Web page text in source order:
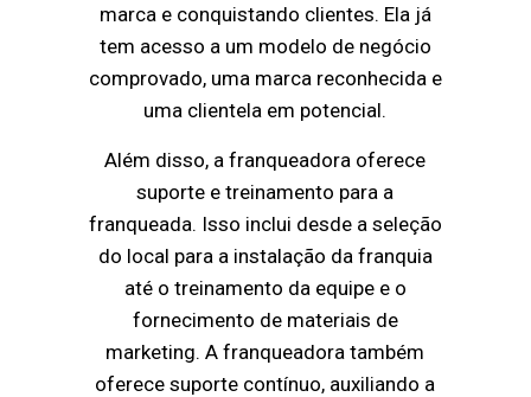
marca e conquistando clientes. Ela já
tem acesso a um modelo de negócio
comprovado, uma marca reconhecida e
uma clientela em potencial.
Além disso, a franqueadora oferece
suporte e treinamento para a
franqueada. Isso inclui desde a seleção
do local para a instalação da franquia
até o treinamento da equipe e o
fornecimento de materiais de
marketing. A franqueadora também
oferece suporte contínuo, auxiliando a